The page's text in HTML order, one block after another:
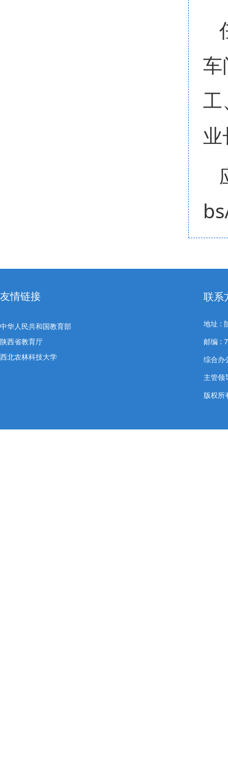
车
工
友情链接
中华人民共和国教育部
陕西省教育厅
西北农林科技大学
联系
地址 :
邮编 :
综合办
主管
版权